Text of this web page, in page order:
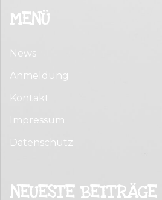
MENÜ
News
Anmeldung
Kontakt
Impressum
Datenschutz
NEUESTE BEITRÄGE